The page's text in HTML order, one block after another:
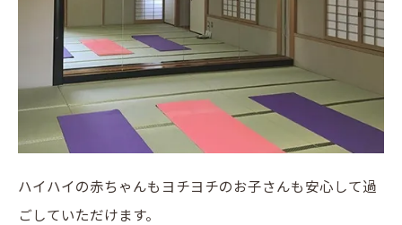
ハイハイの赤ちゃんもヨチヨチのお子さんも安心して過
ごしていただけます。